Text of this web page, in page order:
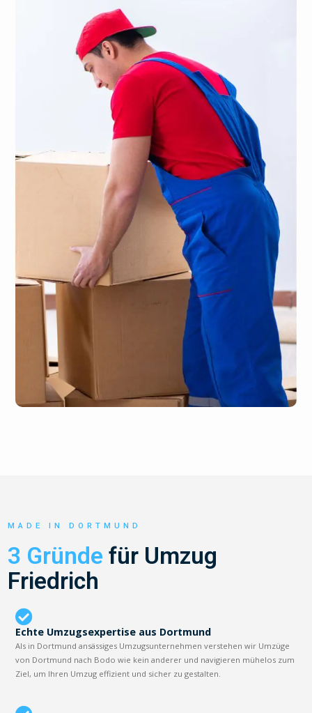
MADE IN DORTMUND
3 Gründe für Umzug
Friedrich
Echte Umzugsexpertise aus Dortmund
Als in Dortmund ansässiges Umzugsunternehmen verstehen wir Umzüge
von Dortmund nach Bodo wie kein anderer und navigieren mühelos zum
Ziel, um Ihren Umzug effizient und sicher zu gestalten.